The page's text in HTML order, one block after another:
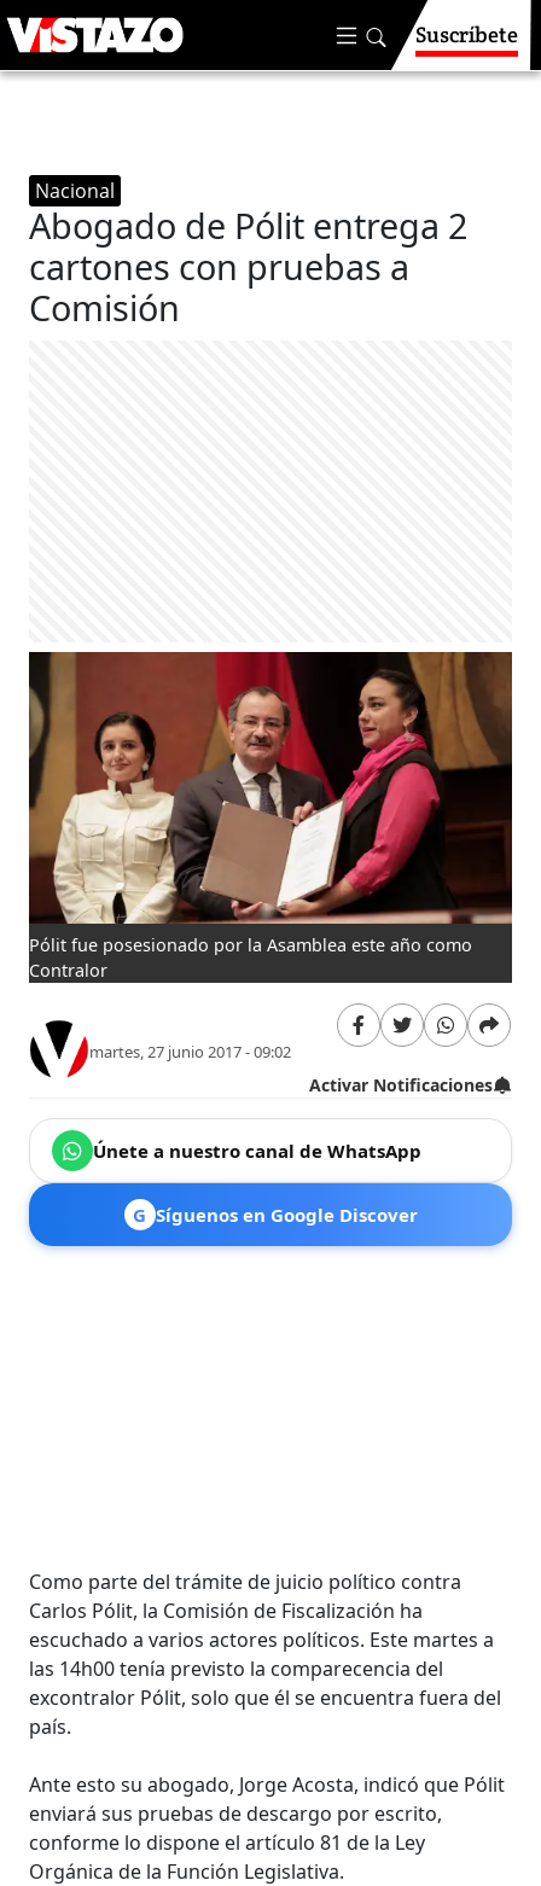
Suscríbete
Nacional
Abogado de Pólit entrega 2
cartones con pruebas a
Comisión
Pólit fue posesionado por la Asamblea este año como
Contralor
martes, 27 junio 2017 - 09:02
Activar Notificaciones
Únete a nuestro canal de WhatsApp
G Síguenos en Google Discover
Como parte del trámite de juicio político contra
Carlos Pólit, la Comisión de Fiscalización ha
escuchado a varios actores políticos. Este martes a
las 14h00 tenía previsto la comparecencia del
excontralor Pólit, solo que él se encuentra fuera del
país.
Ante esto su abogado, Jorge Acosta, indicó que Pólit
enviará sus pruebas de descargo por escrito,
conforme lo dispone el artículo 81 de la Ley
Orgánica de la Función Legislativa.